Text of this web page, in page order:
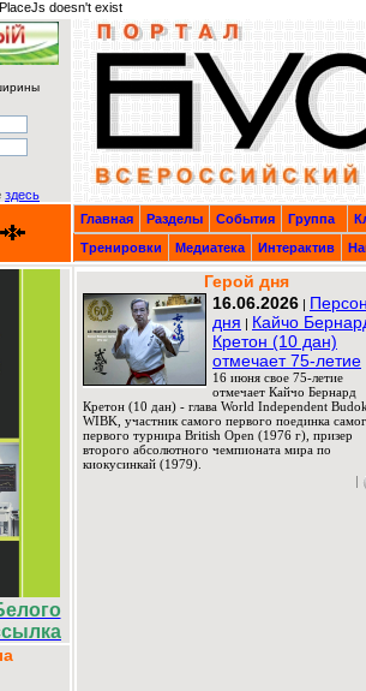
doesn't exist
здесь
Главная
Разделы События Группа
Тренировки
Медиатека Интерактив
Герой дня
16.06.2026 |
дня | Кайчо
Кретон (10 дан)
отмечает 75-летие
16 июня свое 75-летие
отмечает Кайчо Бернард
Кретон (10 дан) - глава World Independent
WIBK, участник самого первого поединка
первого турнира British Open (1976 г), призер
второго абсолютного чемпионата мира по
киокусинкай (1979).
|